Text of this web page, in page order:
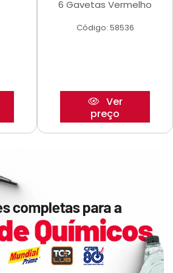
6 Gavetas Vermelho
Código: 58536
Ver
preço